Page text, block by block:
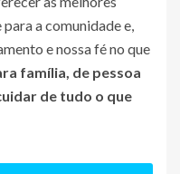
a comunidade e,
e nossa fé no que
família, de pessoa
de tudo o que